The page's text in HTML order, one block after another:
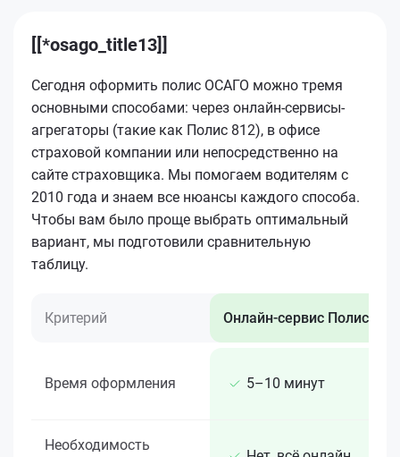
[[*osago_title13]]
Сегодня оформить полис ОСАГО можно тремя
основными способами: через онлайн-сервисы-
агрегаторы (такие как Полис 812), в офисе
страховой компании или непосредственно на
сайте страховщика. Мы помогаем водителям с
2010 года и знаем все нюансы каждого способа.
Чтобы вам было проще выбрать оптимальный
вариант, мы подготовили сравнительную
таблицу.
Критерий Онлайн-сервис Полис 812
Время оформления 5–10 минут
Необходимость